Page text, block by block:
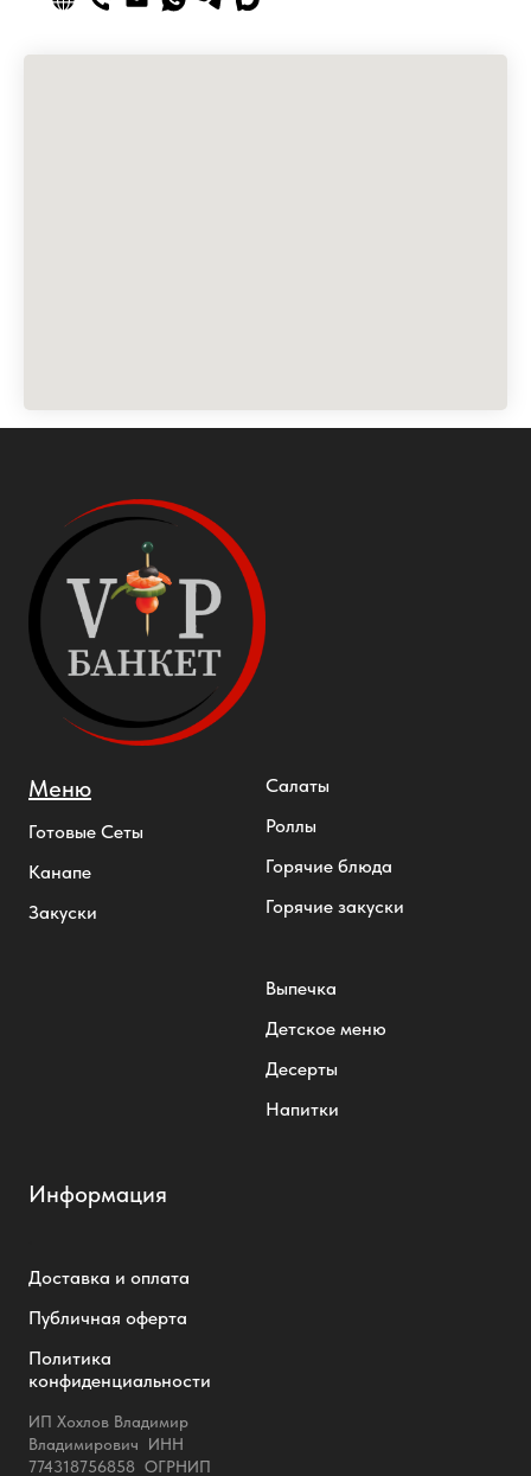
Меню
Готовые Сеты
Канапе
Закуски
Салаты
Роллы
Горячие блюда
Горячие закуски
Выпечка
Детское меню
Десерты
Напитки
Информация
Доставка и оплата
Публичная оферта
Политика
конфиденциальности
ИП Хохлов Владимир
Владимирович ИНН
774318756858 ОГРНИП